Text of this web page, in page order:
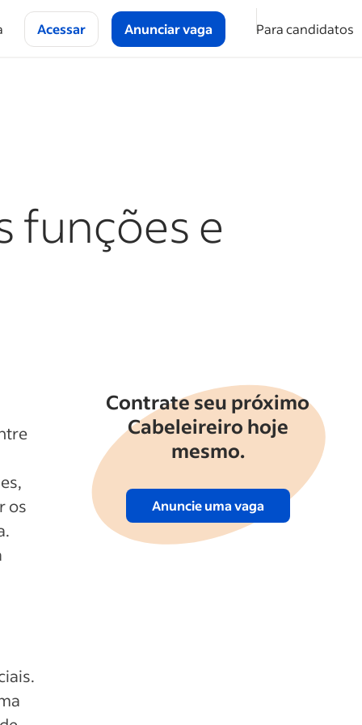
Acessar Anunciar vaga Para candidatos
funções e
os
Contrate seu próximo
Cabeleireiro hoje
mesmo.
Anuncie uma vaga